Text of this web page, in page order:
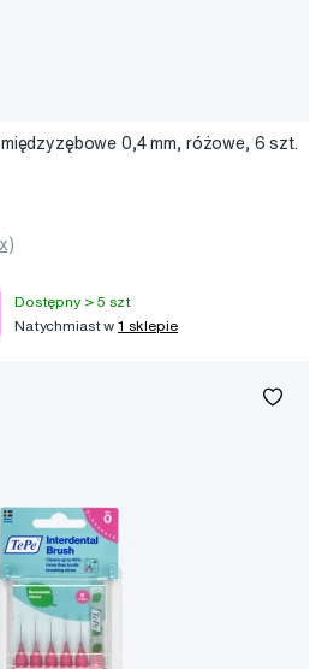
0,4 mm, różowe, 6 szt.
Dostępny > 5 szt
Natychmiast w1 sklepie